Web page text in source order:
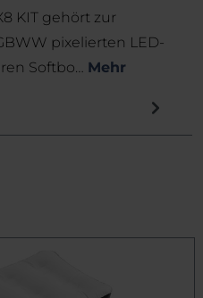
KIT gehört zur
pixelierten LED-
Softbo… Mehr